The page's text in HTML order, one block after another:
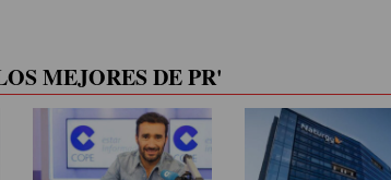
MEJORES DE PR'